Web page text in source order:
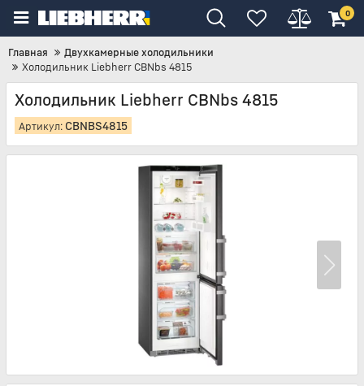
0
Главная
Двухкамерные холодильники
Холодильник Liebherr CBNbs 4815
Холодильник Liebherr CBNbs 4815
Артикул: CBNBS4815